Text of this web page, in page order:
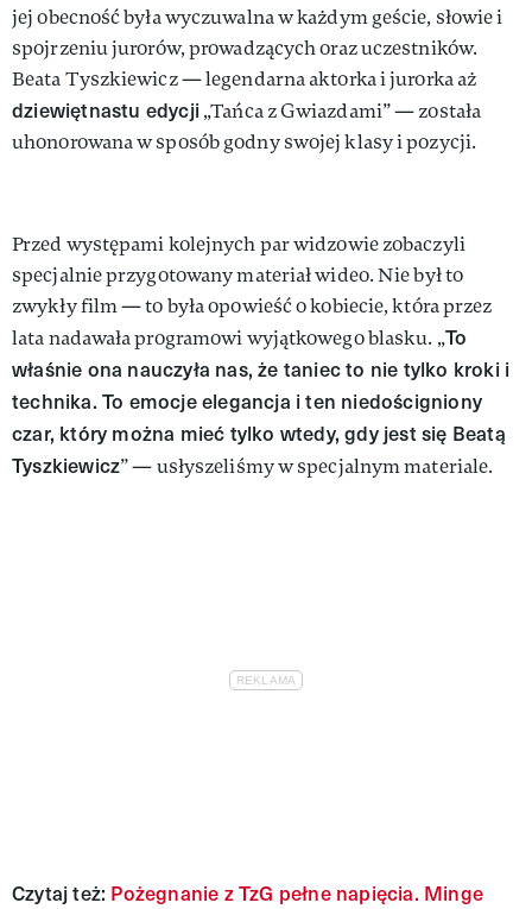
jej obecność była wyczuwalna w każdym geście, słowie i
spojrzeniu jurorów, prowadzących oraz uczestników.
Beata Tyszkiewicz — legendarna aktorka i jurorka aż
dziewiętnastu edycji „Tańca z Gwiazdami” — została
uhonorowana w sposób godny swojej klasy i pozycji.
Przed występami kolejnych par widzowie zobaczyli
specjalnie przygotowany materiał wideo. Nie był to
zwykły film — to była opowieść o kobiecie, która przez
lata nadawała programowi wyjątkowego blasku. „To
właśnie ona nauczyła nas, że taniec to nie tylko kroki i
technika. To emocje elegancja i ten niedościgniony
czar, który można mieć tylko wtedy, gdy jest się Beatą
Tyszkiewicz” — usłyszeliśmy w specjalnym materiale.
Czytaj też: Pożegnanie z TzG pełne napięcia. Minge